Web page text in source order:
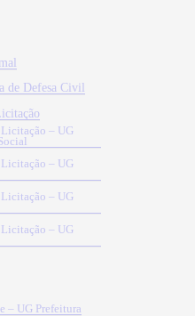
de Defesa Civil
Licitação – UG
Licitação – UG
Licitação – UG
Licitação – UG
– UG Prefeitura